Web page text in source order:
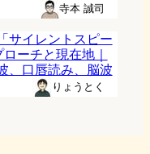
寺本 誠司
サイレントスピー
ーチと現在地｜
、口唇読み、脳波
りょうとく